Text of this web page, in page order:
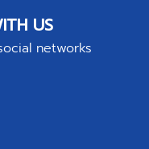
US
networks